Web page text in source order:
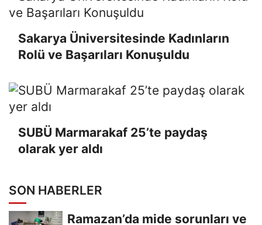
Sakarya Üniversitesinde Kadınların
Rolü ve Başarıları Konuşuldu
SUBÜ Marmarakaf 25’te paydaş
olarak yer aldı
SON HABERLER
Ramazan’da mide sorunları ve